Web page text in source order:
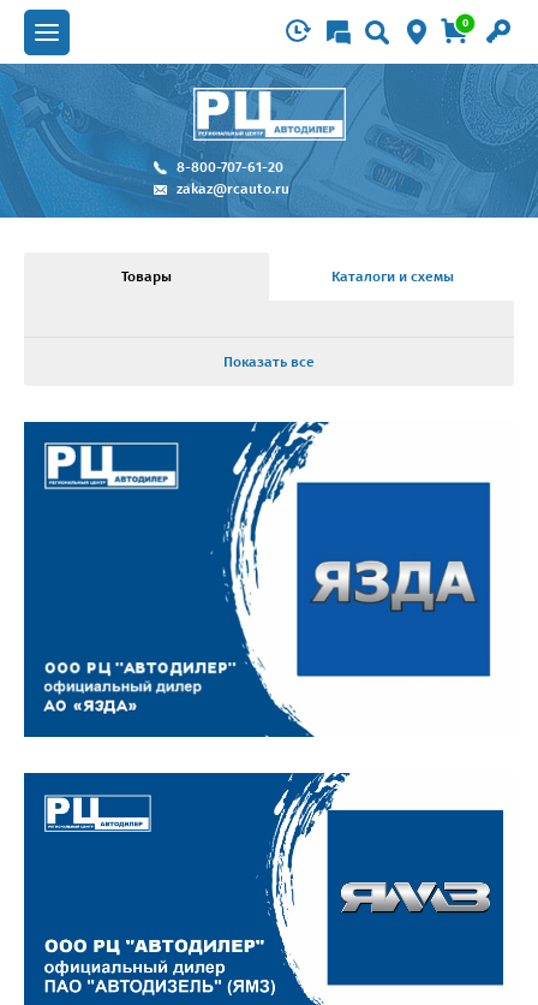
0
8-800-707-61-20
zakaz@rcauto.ru
Товары Каталоги и схемы
Показать все